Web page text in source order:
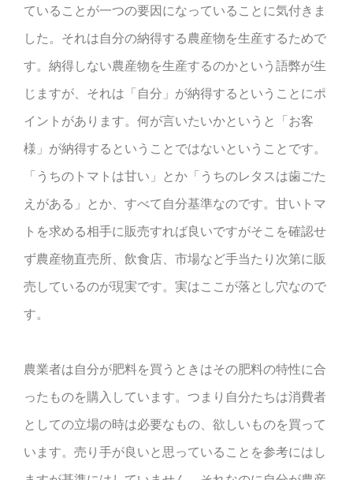
ていることが一つの要因になっていることに気付きま
した。それは自分の納得する農産物を生産するためで
す。納得しない農産物を生産するのかという語弊が生
じますが、それは「自分」が納得するということにポ
イントがあります。何が言いたいかというと「お客
様」が納得するということではないということです。
「うちのトマトは甘い」とか「うちのレタスは歯ごた
えがある」とか、すべて自分基準なのです。甘いトマ
トを求める相手に販売すれば良いですがそこを確認せ
ず農産物直売所、飲食店、市場など手当たり次第に販
売しているのが現実です。実はここが落とし穴なので
す。
農業者は自分が肥料を買うときはその肥料の特性に合
ったものを購入しています。つまり自分たちは消費者
としての立場の時は必要なもの、欲しいものを買って
います。売り手が良いと思っていることを参考にはし